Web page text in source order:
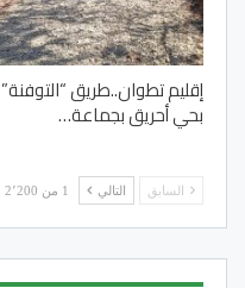
إقليم تطوان..طريق “التوفنة”
بحي أحريق بجماعة…
السابق التالي 1 من 2٬200